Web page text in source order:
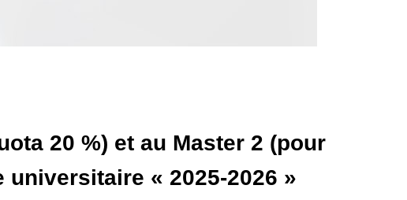
20 %) et au Master 2 (pour
« 2025-2026 »